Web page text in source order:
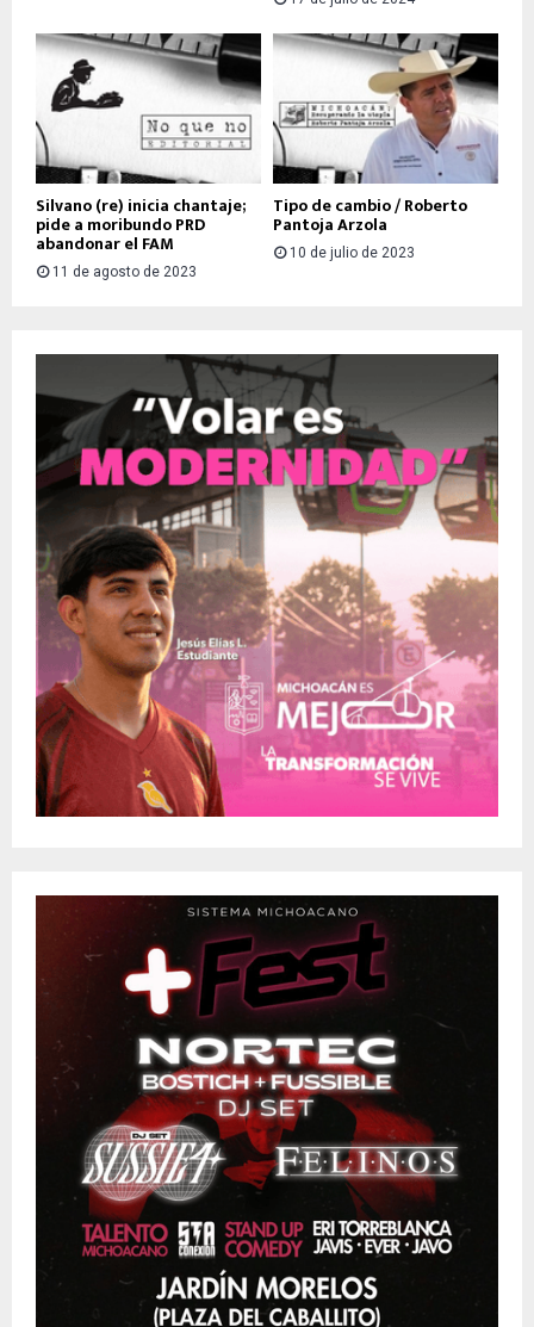
Silvano (re) inicia chantaje;
pide a moribundo PRD
abandonar el FAM
11 de agosto de 2023
Tipo de cambio / Roberto
Pantoja Arzola
10 de julio de 2023